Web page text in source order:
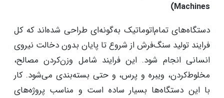
Machines)
دستگاه‌های تمام‌اتوماتیک به‌گونه‌ای طراحی شده‌اند که کل
فرایند تولید سنگ‌فرش از شروع تا پایان بدون دخالت نیروی
انسانی انجام شود. این فرایند شامل وزن‌کردن مصالح،
مخلوط‌کردن، ویبره و پرس، و حتی بسته‌بندی می‌شود. کار
با این دستگاه‌ها بسیار ساده است و مناسب پروژه‌های